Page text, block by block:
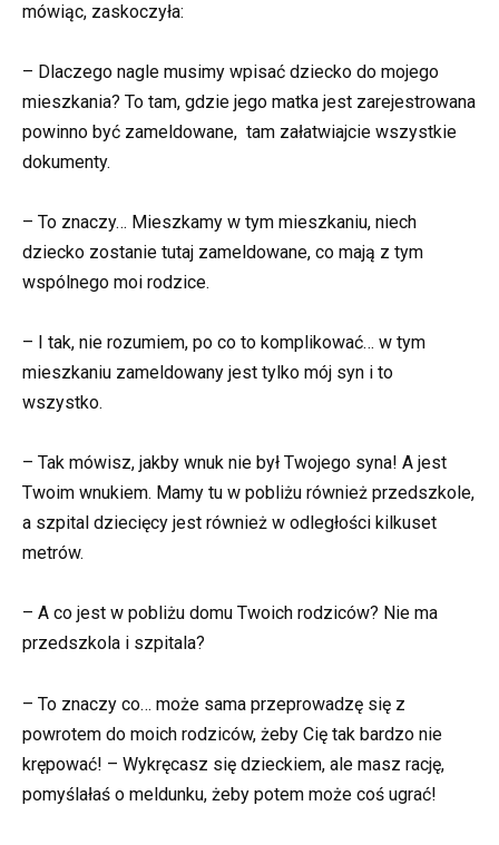
mówiąc, zaskoczyła:
– Dlaczego nagle musimy wpisać dziecko do mojego
mieszkania? To tam, gdzie jego matka jest zarejestrowana
powinno być zameldowane, tam załatwiajcie wszystkie
dokumenty.
– To znaczy… Mieszkamy w tym mieszkaniu, niech
dziecko zostanie tutaj zameldowane, co mają z tym
wspólnego moi rodzice.
– I tak, nie rozumiem, po co to komplikować… w tym
mieszkaniu zameldowany jest tylko mój syn i to
wszystko.
– Tak mówisz, jakby wnuk nie był Twojego syna! A jest
Twoim wnukiem. Mamy tu w pobliżu również przedszkole,
a szpital dziecięcy jest również w odległości kilkuset
metrów.
– A co jest w pobliżu domu Twoich rodziców? Nie ma
przedszkola i szpitala?
– To znaczy co… może sama przeprowadzę się z
powrotem do moich rodziców, żeby Cię tak bardzo nie
krępować! – Wykręcasz się dzieckiem, ale masz rację,
pomyślałaś o meldunku, żeby potem może coś ugrać!